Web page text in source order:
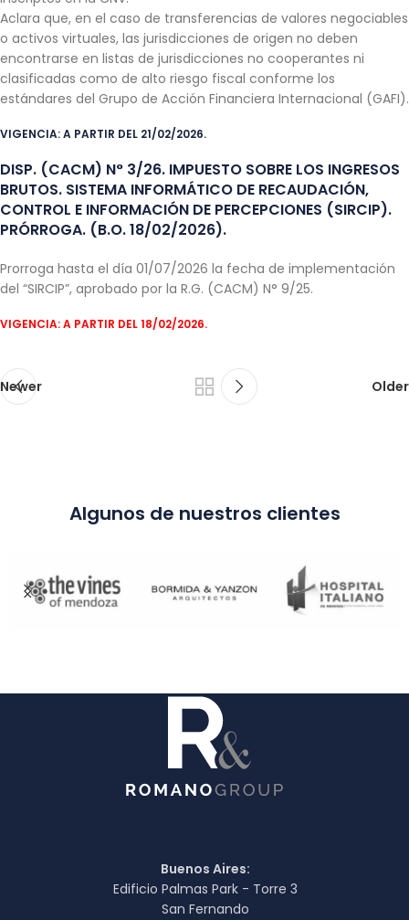
Aclara que, en el caso de transferencias de valores negociables
o activos virtuales, las jurisdicciones de origen no deben
encontrarse en listas de jurisdicciones no cooperantes ni
clasificadas como de alto riesgo fiscal conforme los
estándares del Grupo de Acción Financiera Internacional (GAFI).
VIGENCIA: A PARTIR DEL 21/02/2026.
DISP. (CACM) N° 3/26. IMPUESTO SOBRE LOS INGRESOS
BRUTOS. SISTEMA INFORMÁTICO DE RECAUDACIÓN,
CONTROL E INFORMACIÓN DE PERCEPCIONES (SIRCIP).
PRÓRROGA. (B.O. 18/02/2026).
Prorroga hasta el día 01/07/2026 la fecha de implementación
del “SIRCIP”, aprobado por la R.G. (CACM) N° 9/25.
VIGENCIA: A PARTIR DEL 18/02/2026.
Newer Older
Algunos de nuestros clientes
Buenos Aires:
Edificio Palmas Park - Torre 3
San Fernando